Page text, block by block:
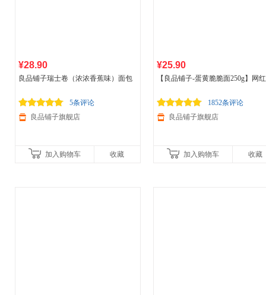
¥28.90
良品铺子瑞士卷（浓浓香蕉味）面包
箱500g
5条评论
良品铺子旗舰店
加入购物车 收藏
¥25.90
【良品铺子-蛋黄脆脆面250g】网
1852条评论
良品铺子旗舰店
加入购物车 收藏